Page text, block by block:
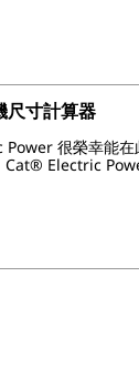
尺寸計算器
很榮幸能在
Electric